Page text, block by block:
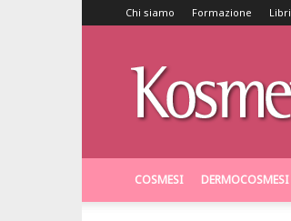
Chi siamo Formazione Libri
COSMESI DERMOCOSMESI